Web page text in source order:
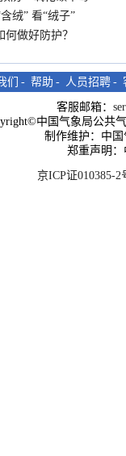
绒” 看“绒子”
做好防护？
们 - 帮助 - 人员招聘 -
客服邮箱：
中国气象局公共
制作维护：中
郑重声明
京ICP证010385-2